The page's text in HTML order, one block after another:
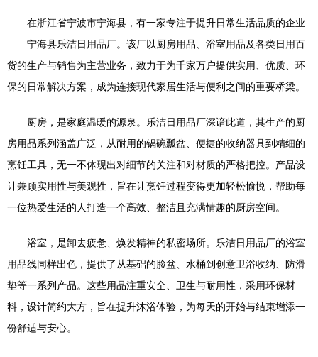
在浙江省宁波市宁海县，有一家专注于提升日常生活品质的企业
——宁海县乐洁日用品厂。该厂以厨房用品、浴室用品及各类日用百
货的生产与销售为主营业务，致力于为千家万户提供实用、优质、环
保的日常解决方案，成为连接现代家居生活与便利之间的重要桥梁。
厨房，是家庭温暖的源泉。乐洁日用品厂深谙此道，其生产的厨
房用品系列涵盖广泛，从耐用的锅碗瓢盆、便捷的收纳器具到精细的
烹饪工具，无一不体现出对细节的关注和对材质的严格把控。产品设
计兼顾实用性与美观性，旨在让烹饪过程变得更加轻松愉悦，帮助每
一位热爱生活的人打造一个高效、整洁且充满情趣的厨房空间。
浴室，是卸去疲惫、焕发精神的私密场所。乐洁日用品厂的浴室
用品线同样出色，提供了从基础的脸盆、水桶到创意卫浴收纳、防滑
垫等一系列产品。这些用品注重安全、卫生与耐用性，采用环保材
料，设计简约大方，旨在提升沐浴体验，为每天的开始与结束增添一
份舒适与安心。